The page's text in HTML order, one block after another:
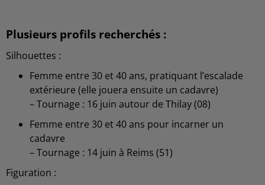
Plusieurs profils recherchés :
Silhouettes :
Femme entre 30 et 40 ans, pratiquant l’escalade
extérieure (elle jouera ensuite un cadavre)
– Tournage : 16 juin autour de Thilay (08)
Femme entre 30 et 40 ans pour incarner un
cadavre
– Tournage : 14 juin à Reims (51)
Figuration :